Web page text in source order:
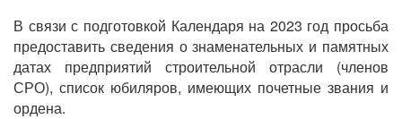
В связи с подготовкой Календаря на 2023 год просьба
предоставить сведения о знаменательных и памятных
датах предприятий строительной отрасли (членов
СРО), список юбиляров, имеющих почетные звания и
ордена.